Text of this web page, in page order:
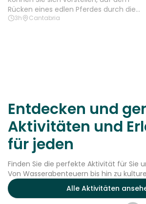
Rücken eines edlen Pferdes durch die
majestätischen Landschaften
3h Cantabria
Entdecken und
Aktivitäten und
für jeden
Finden Sie die perfekte Aktivität für Sie
Von Wasserabenteuern bis hin zu
Alle Aktivitäten